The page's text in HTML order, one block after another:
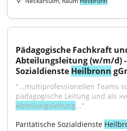
Pädagogische Fachkraft
Abteilungsleitung (w/m/d)
Sozialdienste Heilbronn
"...multiprofessionellen Teams
Abteilungsleitung..."
Paritätische Sozialdienste